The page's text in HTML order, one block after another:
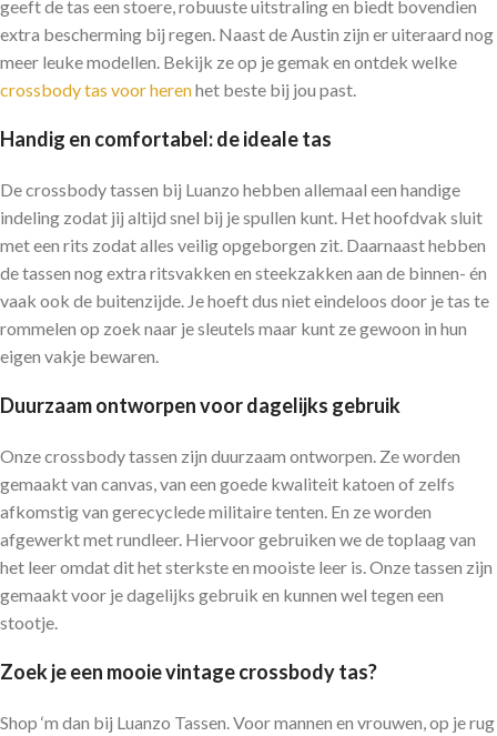
geeft de tas een stoere, robuuste uitstraling en biedt bovendien
extra bescherming bij regen. Naast de Austin zijn er uiteraard nog
meer leuke modellen. Bekijk ze op je gemak en ontdek welke
crossbody tas voor herenhet beste bij jou past.
Handig en comfortabel: de ideale tas
De crossbody tassen bij Luanzo hebben allemaal een handige
indeling zodat jij altijd snel bij je spullen kunt. Het hoofdvak sluit
met een rits zodat alles veilig opgeborgen zit. Daarnaast hebben
de tassen nog extra ritsvakken en steekzakken aan de binnen- én
vaak ook de buitenzijde. Je hoeft dus niet eindeloos door je tas te
rommelen op zoek naar je sleutels maar kunt ze gewoon in hun
eigen vakje bewaren.
Duurzaam ontworpen voor dagelijks gebruik
Onze crossbody tassen zijn duurzaam ontworpen. Ze worden
gemaakt van canvas, van een goede kwaliteit katoen of zelfs
afkomstig van gerecyclede militaire tenten. En ze worden
afgewerkt met rundleer. Hiervoor gebruiken we de toplaag van
het leer omdat dit het sterkste en mooiste leer is. Onze tassen zijn
gemaakt voor je dagelijks gebruik en kunnen wel tegen een
stootje.
Zoek je een mooie vintage crossbody tas?
Shop ‘m dan bij Luanzo Tassen. Voor mannen en vrouwen, op je rug